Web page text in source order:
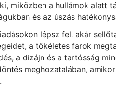
miközben a hullámok alatt
és az úszás
lépsz fel, akár
a tökéletes farok
a dizájn és a tartósság
meghozatalában,